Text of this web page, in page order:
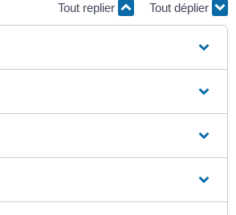
Tout replier
Tout déplier